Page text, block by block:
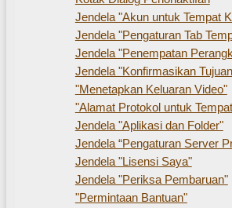
Jendela "Akun untuk Tempat
Jendela "Pengaturan Tab
Jendela "Penempatan
Jendela "Konfirmasikan
"Menetapkan Keluaran Video"
"Alamat Protokol untuk
Jendela "Aplikasi dan Folder"
Jendela “Pengaturan Server
Jendela "Lisensi Saya"
Jendela "Periksa Pembaruan"
"Permintaan Bantuan"